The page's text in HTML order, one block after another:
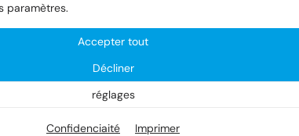
paramètres.
Accepter tout
Décliner
réglages
Confidenciaité Imprimer